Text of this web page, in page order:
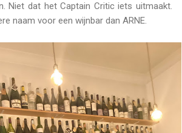
Niet dat het Captain Critic iets uitmaakt.
naam voor een wijnbar dan ARNE.